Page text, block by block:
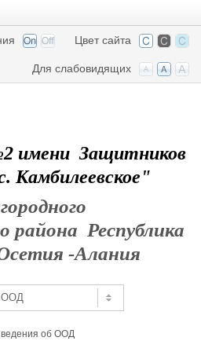
Цвет сайта
Для слабовидящих
Защитников
Камбилеевское"
района Республика
-Алания
об ООД